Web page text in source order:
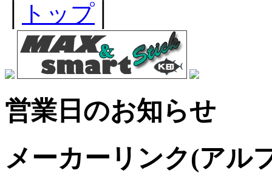
トップ
営業日のお知らせ
メーカーリンク(アル